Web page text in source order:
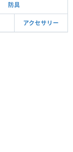
防具
アクセサリー